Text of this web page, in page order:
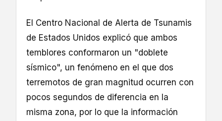
El Centro Nacional de Alerta de Tsunamis
de Estados Unidos explicó que ambos
temblores conformaron un "doblete
sísmico", un fenómeno en el que dos
terremotos de gran magnitud ocurren con
pocos segundos de diferencia en la
misma zona, por lo que la información